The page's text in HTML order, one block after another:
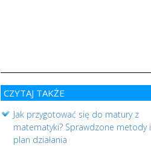
CZYTAJ TAKŻE
Jak przygotować się do matury z
matematyki? Sprawdzone metody i
plan działania